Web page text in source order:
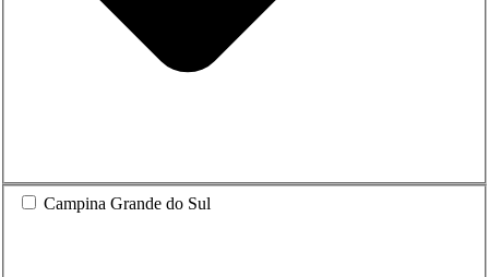
Campina Grande do Sul